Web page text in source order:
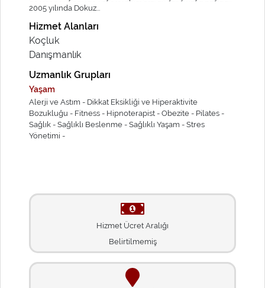
2005 yılında Dokuz...
Hizmet Alanları
Koçluk
Danışmanlık
Uzmanlık Grupları
Yaşam
Alerji ve Astım - Dikkat Eksikliği ve Hiperaktivite
Bozukluğu - Fitness - Hipnoterapist - Obezite - Pilates -
Sağlık - Sağlıklı Beslenme - Sağlıklı Yaşam - Stres
Yönetimi -
Hizmet Ücret Aralığı
Belirtilmemiş